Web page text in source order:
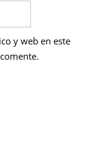
y web en este